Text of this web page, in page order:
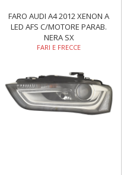
FARO AUDI A4 2012 XENON A
LED AFS C/MOTORE PARAB.
NERA SX
FARI E FRECCE